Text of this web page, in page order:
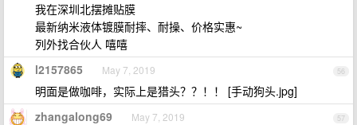
我在深圳北摆摊贴膜
最新纳米液体镀膜耐摔、耐操、价格实惠~
列外找合伙人 嘻嘻
56
l2157865 May 7, 2019
明面是做咖啡，实际上是猎头？？！！ [手动狗头.jpg]
57
zhangalong69 May 7, 2019